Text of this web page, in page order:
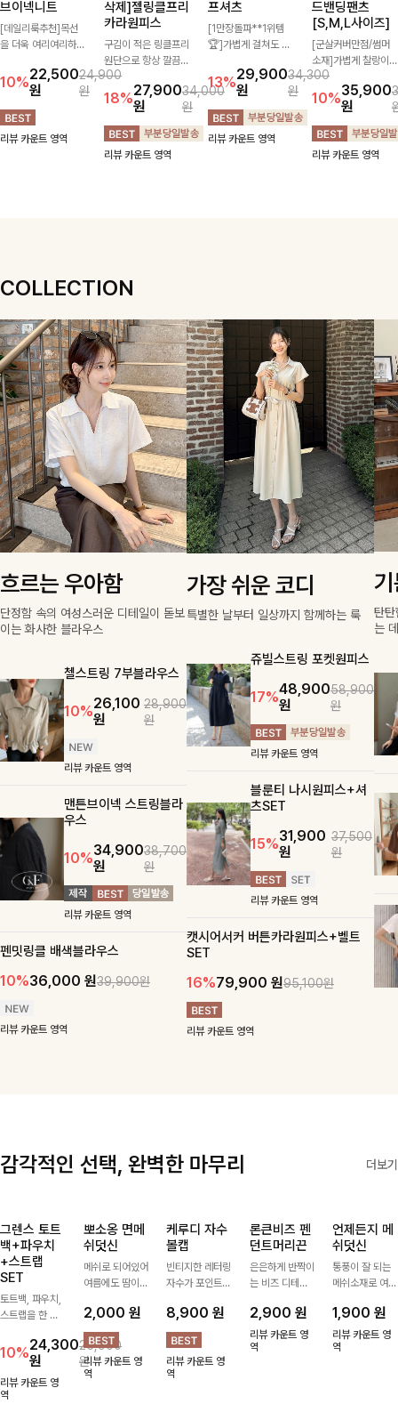
브이넥니트
[데일리룩추천]목선
을 더욱 여리여리하게
자인으로 깔끔한 무드
를 완성해주는 니트
🤍 부드러운 착용감
과 베이직한 실루엣으
로 단독은 물론 다양
10%22,500
원
24,900
원
리뷰 카운트 영역
삭제]젤링클프리
카라원피스
구김이 적은 링클프리
원단으로 항상 깔끔하
게 착용 가능하며 일
자로 떨어지는 넉넉한
핏으로 군살을 완벽히
커버해주는 원피스에
요🖤
18%27,900
원
34,000
원
리뷰 카운트 영역
프셔츠
[1만장돌파**1위템
🏆]가볍게 걸쳐도 살
감, 여름에 딱 맞는 코
튼 셔츠❤️ 여유 있는
핏과 스트라이프 패
턴, 자연스러운 실루
엣으로 데일리 코디에
13%29,900
원
34,300
원
리뷰 카운트 영역
드밴딩팬츠
[S,M,L사이즈]
[군살커버만점/썸머
소재]가볍게 찰랑이는
원단과 여유로운 와이
드 핏으로 하루 종일
편안하게 착용하실 수
있는 팬츠입니다 🖤
✨ 허리 전체 밴딩과
스트링 디테일로 안정
10%35,900
원
리뷰 카운트 영역
COLLECTION
흐르는 우아함
단정함 속의 여성스러운 디테일이 돋보
이는 화사한 블라우스
첼스트링 7부블라우스
10%26,100
원
28,900
원
리뷰 카운트 영역
맨튼브이넥 스트링블라
우스
10%34,900
원
38,700
원
리뷰 카운트 영역
펜밋링클 배색블라우스
10%36,000 원39,900원
리뷰 카운트 영역
가장 쉬운 코디
특별한 날부터 일상까지 함께하는 룩
쥬빌스트링 포켓원피스
17%48,900
원
58,900
원
리뷰 카운트 영역
블룬티 나시원피스+셔
츠SET
15%31,900
원
37,500
원
리뷰 카운트 영역
캣시어서커 버튼카라원피스+벨트
SET
16%79,900 원95,100원
리뷰 카운트 영역
탄
는
감각적인 선택, 완벽한 마무리 더보기
그렌스 토트
백+파우치
+스트랩
SET
토트백, 파우치,
스트랩을 한 번
ITEM활용도 높
게 어디에든 다
양하게 즐겨주세
요 ;)
10%24,300
원
26,900
원
리뷰 카운트 영
역
뽀소옹 면메
쉬덧신
메쉬로 되어있어
여름에도 땀이
음도 당당해지세
요:-)
2,000 원
리뷰 카운트 영
역
케루디 자수
볼캡
빈티지한 레터링
자수가 포인트가
에 자연스럽게
어우러지는 볼
캡!베이직한 컬
러와 깔끔한 쉐
입으로 캐주얼부
8,900원
리뷰 카운트 영
역
론큰비즈 펜
던트머리끈
은은하게 반짝이
는 비즈 디테일
트로 스타일에
센스를 더해주는
아이템, 탄탄한
2,900 원
리뷰 카운트 영
역
언제든지 메
쉬덧신
통풍이 잘 되는
메쉬소재로 여름
데일리로 신기
좋은 덧신이에요
^^
1,900원
리뷰 카운트 영
역